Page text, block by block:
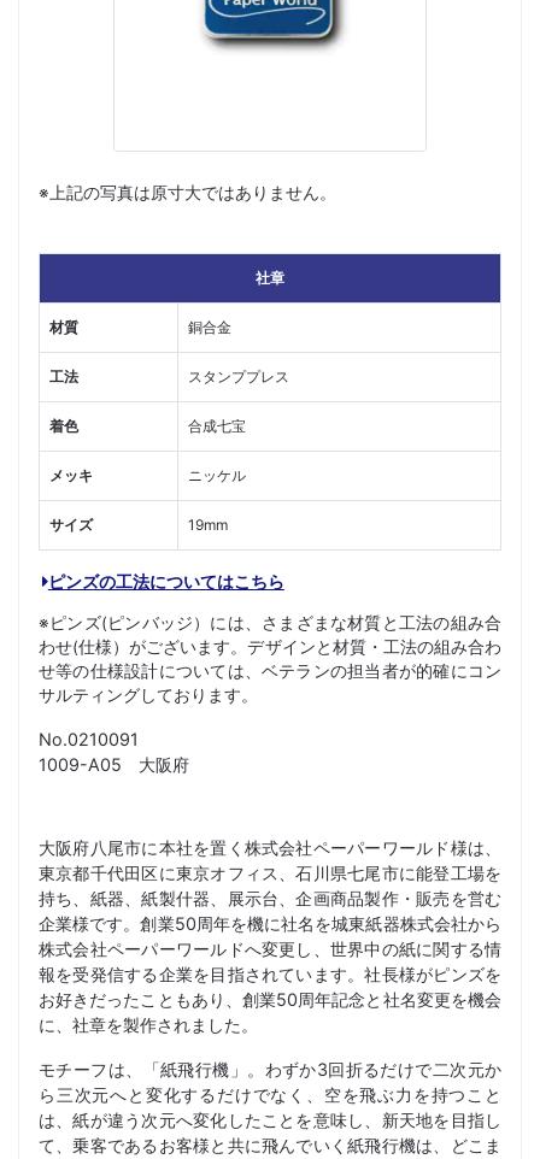
※上記の写真は原寸大ではありません。
社章
材質 銅合金
工法 スタンププレス
着色 合成七宝
メッキ ニッケル
サイズ 19mm
ピンズの工法についてはこちら
※ピンズ(ピンバッジ）には、さまざまな材質と工法の組み合
わせ(仕様）がございます。デザインと材質・工法の組み合わ
せ等の仕様設計については、ベテランの担当者が的確にコン
サルティングしております。
No.0210091
1009-A05 大阪府
大阪府八尾市に本社を置く株式会社ペーパーワールド様は、
東京都千代田区に東京オフィス、石川県七尾市に能登工場を
持ち、紙器、紙製什器、展示台、企画商品製作・販売を営む
企業様です。創業50周年を機に社名を城東紙器株式会社から
株式会社ペーパーワールドへ変更し、世界中の紙に関する情
報を受発信する企業を目指されています。社長様がピンズを
お好きだったこともあり、創業50周年記念と社名変更を機会
に、社章を製作されました。
モチーフは、「紙飛行機」。わずか3回折るだけで二次元か
ら三次元へと変化するだけでなく、空を飛ぶ力を持つこと
は、紙が違う次元へ変化したことを意味し、新天地を目指し
て、乗客であるお客様と共に飛んでいく紙飛行機は、どこま